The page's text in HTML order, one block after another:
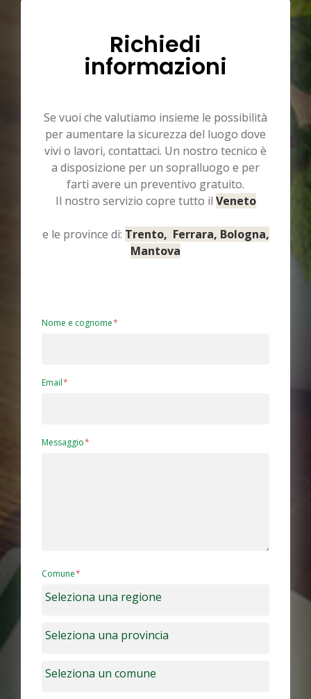
Richiedi
informazioni
Se vuoi che valutiamo insieme le possibilità
per aumentare la sicurezza del luogo dove
vivi o lavori, contattaci. Un nostro tecnico è
a disposizione per un sopralluogo e per
farti avere un preventivo gratuito.
Il nostro servizio copre tutto il Veneto
e le province di: Trento, Ferrara, Bologna,
Mantova
Nome e cognome
Email
Messaggio
Comune